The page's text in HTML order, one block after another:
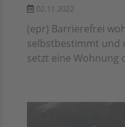
02.11.2022
(epr) Barrierefrei
selbstbestimmt und
setzt eine Wohnung